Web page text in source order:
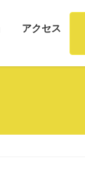
アクセス